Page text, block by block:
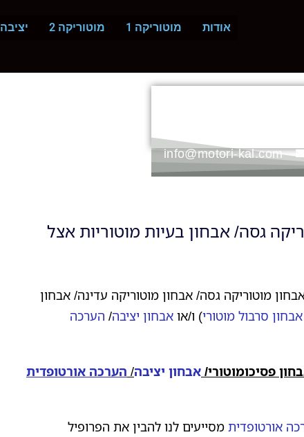
info@motori-kal.com
גסה/ אבחון בעיות מוטוריות אצל
מוטוריקה גסה/ אבחון מוטוריקה עדינה/ אבחון
אבחון סרבול מוטורי) ו/או אבחון יציבה/ הערכה
פסיכומוטורי/ אבחון יציבה/ הערכה אורטופדית
אורטופדית מסייעים לנו להבין את הפרופיל
אודות מוטוריקה 1 מוטוריקה 2 יציבה